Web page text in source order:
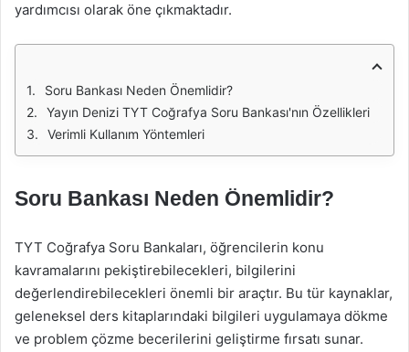
yardımcısı olarak öne çıkmaktadır.
Soru Bankası Neden Önemlidir?
Yayın Denizi TYT Coğrafya Soru Bankası'nın Özellikleri
Verimli Kullanım Yöntemleri
Soru Bankası Neden Önemlidir?
TYT Coğrafya Soru Bankaları, öğrencilerin konu
kavramalarını pekiştirebilecekleri, bilgilerini
değerlendirebilecekleri önemli bir araçtır. Bu tür kaynaklar,
geleneksel ders kitaplarındaki bilgileri uygulamaya dökme
ve problem çözme becerilerini geliştirme fırsatı sunar.